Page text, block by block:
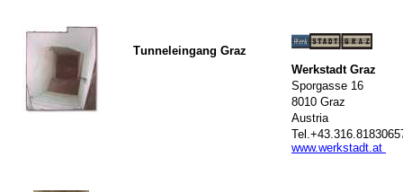
Tunneleingang Graz
Werkstadt Graz
Sporgasse 16
8010 Graz
Austria
Tel .
www.werkstadt.at